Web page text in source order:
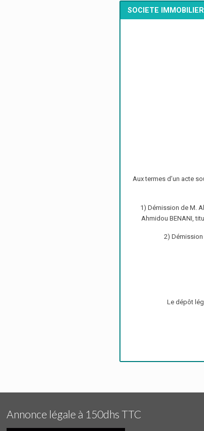
SOCIETE
Aux termes d’un acte
1) Démission de M.
Ahmidou BENANI,
2) Démission
Le dépôt
Annonce légale à 150dhs TTC